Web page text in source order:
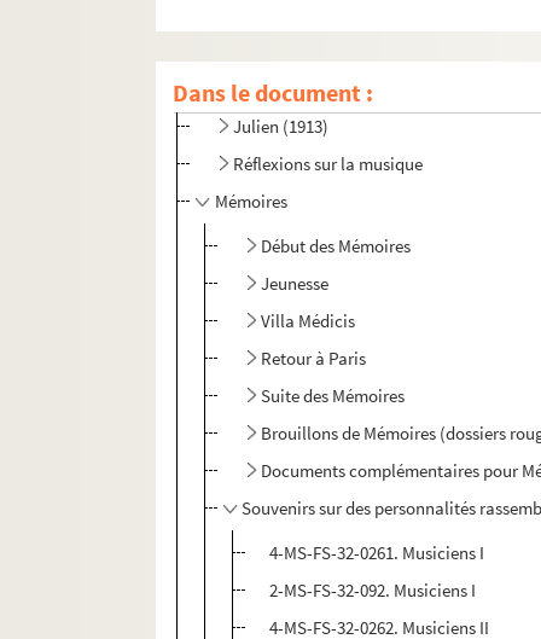
Dans le document :
Impression de voyage : Munich (1910)
Julien (1913)
Réflexions sur la musique
Mémoires
Début des Mémoires
Jeunesse
Villa Médicis
Retour à Paris
Suite des Mémoires
Brouillons de Mémoires (dossiers
Documents complémentaires pour
Souvenirs sur des personnalités
4-MS-FS-32-0261. Musiciens I
2-MS-FS-32-092. Musiciens I
4-MS-FS-32-0262. Musiciens II